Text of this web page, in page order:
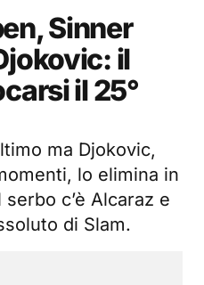
Sinner
il
il 25°
ma Djokovic,
lo elimina in
c’è Alcaraz e
di Slam.